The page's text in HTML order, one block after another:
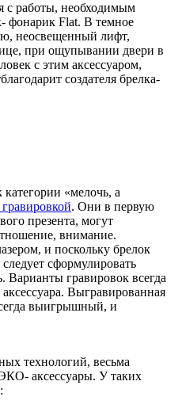
с работы, необходимым
фонарик Flat. В темное
неосвещенный лифт,
при ощупывании двери в
с этим аксессуаром,
создателя брелка-
«мелочь, а
. Они в первую
презента, могут
внимание.
и поскольку брелок
сформулировать
гравировок всегда
Выгравированная
выигрышный, и
технологий, весьма
аксессуары. У таких